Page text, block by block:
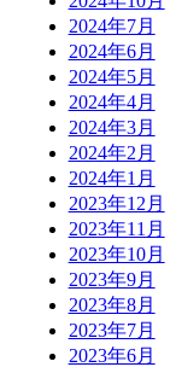
2024年7月
2024年6月
2024年5月
2024年4月
2024年3月
2024年2月
2024年1月
2023年12月
2023年11月
2023年10月
2023年9月
2023年8月
2023年7月
2023年6月